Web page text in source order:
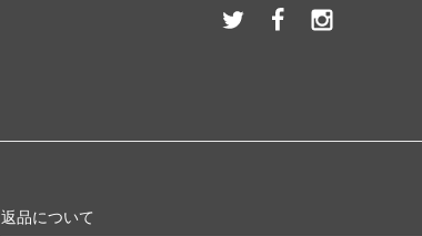
返品について